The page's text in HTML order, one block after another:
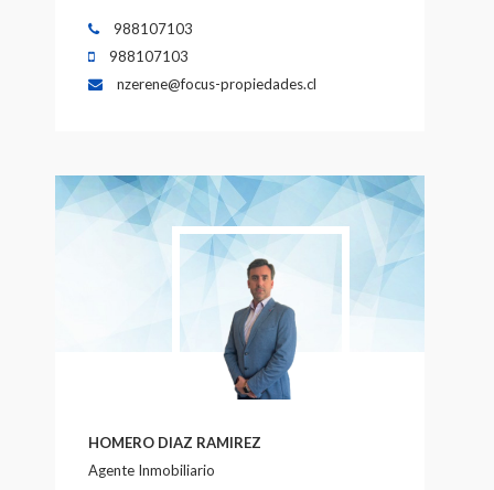
988107103
988107103
nzerene@focus-propiedades.cl
HOMERO DIAZ RAMIREZ
Agente Inmobiliario